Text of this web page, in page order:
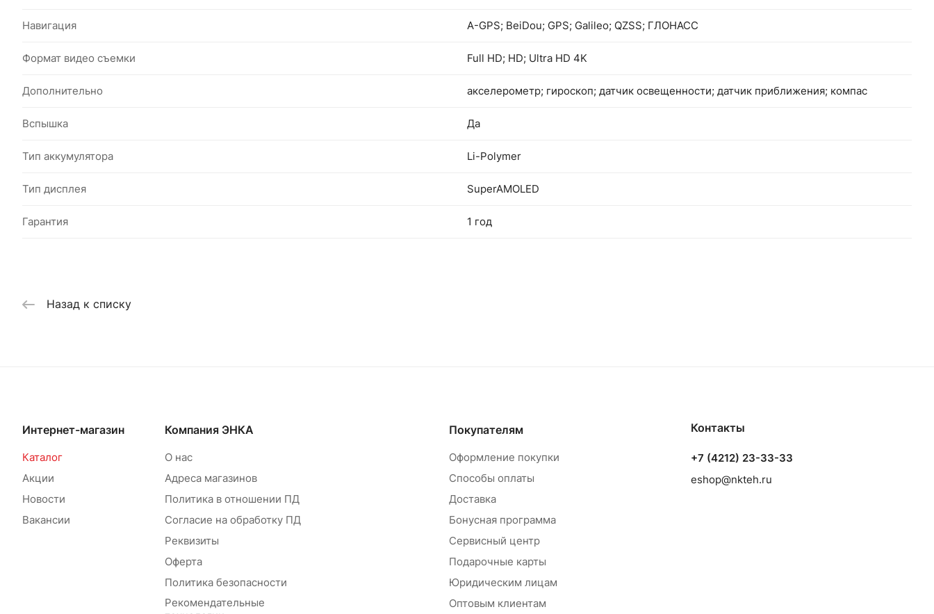
Навигация A-GPS; BeiDou; GPS; Galileo; QZSS; ГЛОНАСС
Формат видео съемки Full HD; HD; Ultra HD 4K
Дополнительно акселерометр; гироскоп; датчик освещенности; датчик приближения; компас
Вспышка Да
Тип аккумулятора Li-Polymer
Тип дисплея SuperAMOLED
Гарантия 1 год
Назад к списку
Интернет-магазин
Каталог
Акции
Новости
Вакансии
Компания ЭНКА
О нас
Адреса магазинов
Политика в отношении ПД
Согласие на обработку ПД
Реквизиты
Оферта
Политика безопасности
Рекомендательные
Покупателям
Оформление покупки
Способы оплаты
Доставка
Бонусная программа
Сервисный центр
Подарочные карты
Юридическим лицам
Оптовым клиентам
Контакты
+7 (4212) 23-33-33
eshop@nkteh.ru